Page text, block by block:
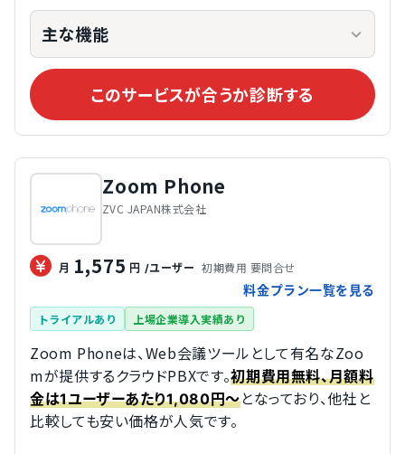
主な機能
このサービスが合うか診断する
Zoom Phone
ZVC JAPAN株式会社
月 1,575 円 /ユーザー
初期費用 要問合せ
料金プラン一覧を見る
トライアルあり
上場企業導入実績あり
Zoom Phoneは、Web会議ツールとして有名なZoo
mが提供するクラウドPBXです。初期費用無料、月額料
金は1ユーザーあたり1,080円～となっており、他社と
比較しても安い価格が人気です。